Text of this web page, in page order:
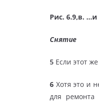
Рис. 6.9,в.
Снятие
5 Если этот
6 Хотя это и
для ремонта